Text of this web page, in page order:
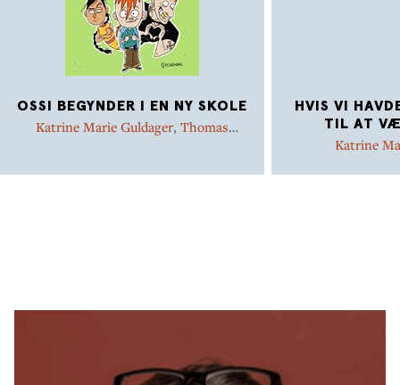
OSSI BEGYNDER I EN NY SKOLE
Katrine Marie Guldager, Thomas
HVIS VI
TIL AT
Katrine